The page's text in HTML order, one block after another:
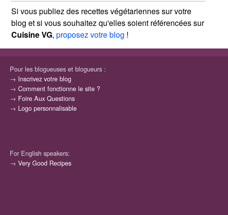
Si vous publiez des recettes végétariennes sur votre
blog et si vous souhaitez qu'elles soient référencées sur
Cuisine VG,proposez votre blog !
Pour les blogueuses et blogueurs :
→ Inscrivez votre blog
→ Comment fonctionne le site ?
→ Foire Aux Questions
→ Logo personnalisable
For English speakers:
→ Very Good Recipes